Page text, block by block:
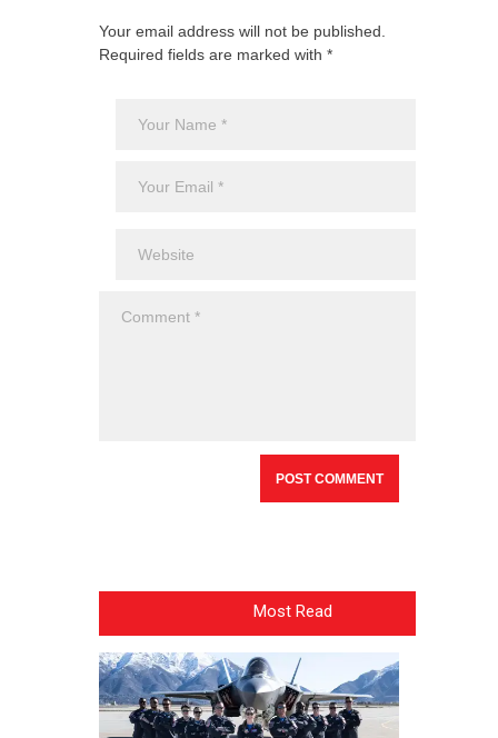
Your email address will not be published.
Required fields are marked with *
Most Read